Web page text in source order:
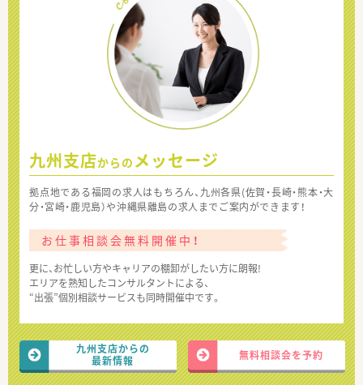
九州支店からの メッセージ
拠点地である福岡の求人はもちろん、九州各県(佐賀・長崎・熊本・大
分・宮崎・鹿児島）や沖縄県離島の求人までご案内ができます！
お仕事相談会無料開催中！
更に、お忙しい方やキャリアの棚卸がしたい方に朗報!
エリアを熟知したコンサルタントによる、
“出張”個別相談サービスも同時開催中です。
九州支店からの
最新情報
無料相談会を予約